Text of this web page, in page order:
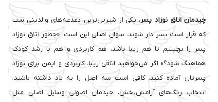
چیدمان اتاق نوزاد پسر، یکی از شیرین‌ترین دغدغه‌های والدینی ست
که قرار است پسر دار شوند. سوال اصلی این است: «چطور اتاق نوزاد
پسر را بچینیم تا هم زیبا باشد، هم کاربردی و هم با رشد کودک
هماهنگ شود؟» اگر می‌خواهید اتاقی زیبا، کاربردی و ایمن برای نوزاد
پسرتان آماده کنید، کافی است سه اصل را به یاد داشته باشید:
انتخاب رنگ‌های آرامش‌بخش، چیدمان اصولی وسایل اصلی مثل